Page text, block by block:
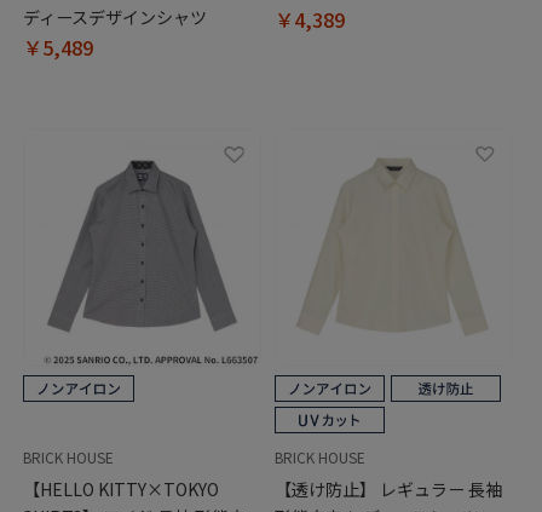
ディースデザインシャツ
￥5,489
￥4,389
BRICK HOUSE
【HELLO KITTY×TOKYO
BRICK HOUSE
【透け防止】 レギュラー 長袖